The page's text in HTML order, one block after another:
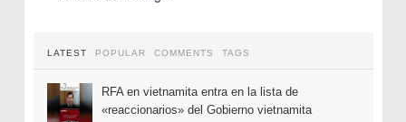
LATEST POPULAR COMMENTS TAGS
RFA en vietnamita entra en la lista de
«reaccionarios» del Gobierno vietnamita